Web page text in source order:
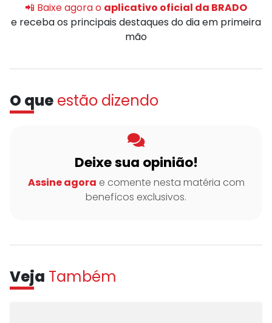
📲 Baixe agora o aplicativo oficial da BRADO
e receba os principais destaques do dia em primeira
mão
O que estão dizendo
Deixe sua opinião!
Assine agora e comente nesta matéria com
benefícos exclusivos.
Veja Também